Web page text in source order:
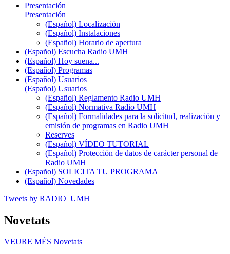
Presentación
Presentación
(Español) Localización
(Español) Instalaciones
(Español) Horario de apertura
(Español) Escucha Radio UMH
(Español) Hoy suena...
(Español) Programas
(Español) Usuarios
(Español) Usuarios
(Español) Reglamento Radio UMH
(Español) Normativa Radio UMH
(Español) Formalidades para la solicitud, realización y
emisión de programas en Radio UMH
Reserves
(Español) VÍDEO TUTORIAL
(Español) Protección de datos de carácter personal de
Radio UMH
(Español) SOLICITA TU PROGRAMA
(Español) Novedades
Tweets by RADIO_UMH
Novetats
VEURE MÉS Novetats